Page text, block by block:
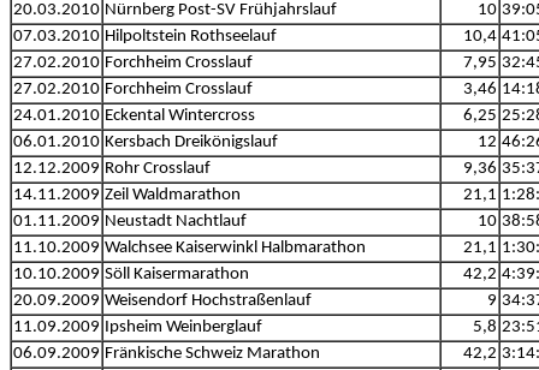
20.03.2010 Nürnberg Post-SV Frühjahrslauf 10
07.03.2010 Hilpoltstein Rothseelauf 10,4
27.02.2010 Forchheim Crosslauf 7,95
27.02.2010 Forchheim Crosslauf 3,46
24.01.2010 Eckental Wintercross 6,25
06.01.2010 Kersbach Dreikönigslauf 12
12.12.2009 Rohr Crosslauf 9,36
14.11.2009 Zeil Waldmarathon 21,1
01.11.2009 Neustadt Nachtlauf 10
11.10.2009 Walchsee Kaiserwinkl Halbmarathon 21,1
10.10.2009 Söll Kaisermarathon 42,2
20.09.2009 Weisendorf Hochstraßenlauf 9
11.09.2009 Ipsheim Weinberglauf 5,8
06.09.2009 Fränkische Schweiz Marathon 42,2